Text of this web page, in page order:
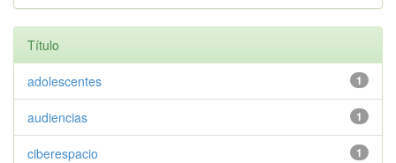
Título
1
adolescentes
1
audiencias
1
ciberespacio